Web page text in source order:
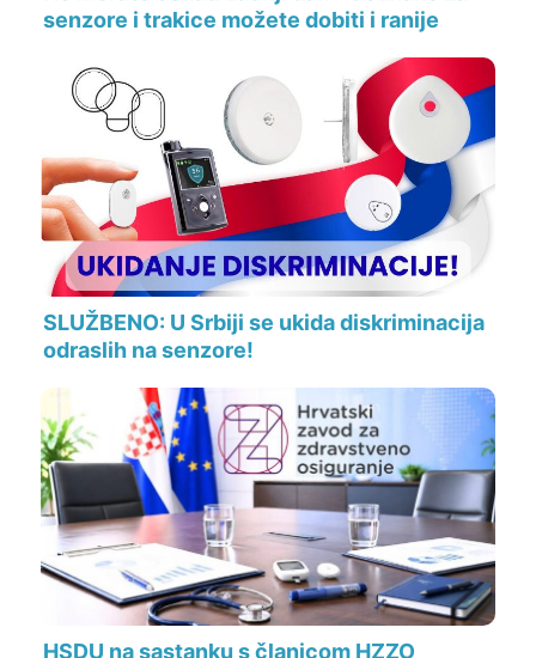
senzore i trakice možete dobiti i ranije
SLUŽBENO: U Srbiji se ukida diskriminacija
odraslih na senzore!
HSDU na sastanku s članicom HZZO